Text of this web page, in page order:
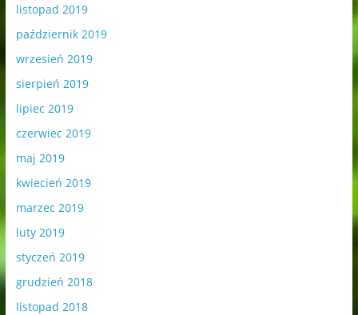
listopad 2019
październik 2019
wrzesień 2019
sierpień 2019
lipiec 2019
czerwiec 2019
maj 2019
kwiecień 2019
marzec 2019
luty 2019
styczeń 2019
grudzień 2018
listopad 2018